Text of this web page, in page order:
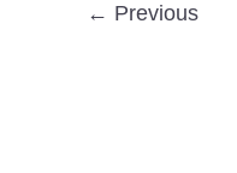
← Previous